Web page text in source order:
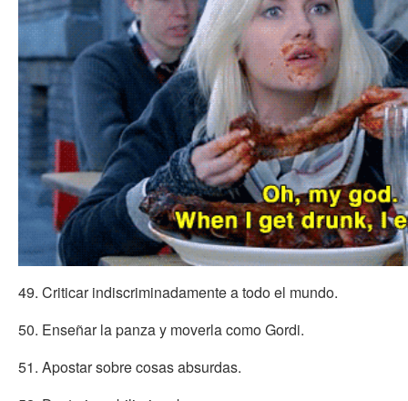
49. Criticar indiscriminadamente a todo el mundo.
50. Enseñar la panza y moverla como Gordi.
51. Apostar sobre cosas absurdas.